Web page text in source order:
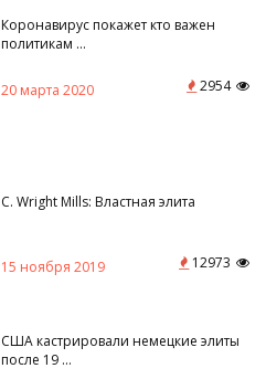
Коронавирус покажет кто важен
политикам ...
20 марта 2020 2954
C. Wright Mills: Властная элита
15 ноября 2019 12973
США кастрировали немецкие элиты
после 19 ...